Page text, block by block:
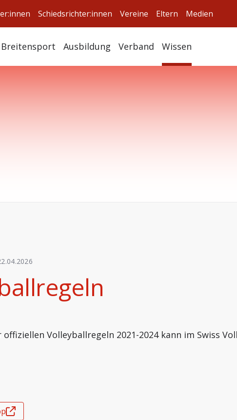
Schiedsrichter:innen Vereine Eltern Medien
Breitensport Ausbildung Verband Wissen
offiziellen Volleyballregeln 2021-2024 kann im Swiss